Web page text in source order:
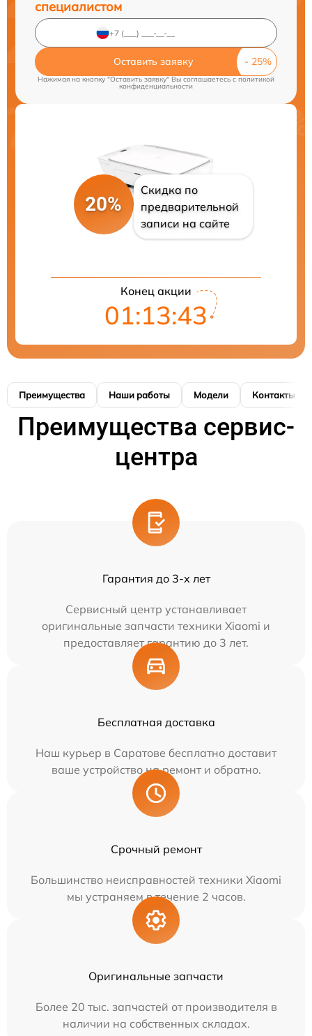
специалистом
Оставить заявку
Нажимая на кнопку "Оставить заявку" Вы соглашаетесь cполитикой
конфиденциальности
20%
Скидка по
предварительной
записи на сайте
Конец акции
01:13:43
Преимущества Наши работы Модели Контакты
Преимущества сервис-
центра
Гарантия до 3-х лет
Сервисный центр устанавливает
оригинальные запчасти техники Xiaomi и
предоставляет гарантию до 3 лет.
Бесплатная доставка
Наш курьер в Саратове бесплатно доставит
ваше устройство на ремонт и обратно.
Срочный ремонт
Большинство неисправностей техники Xiaomi
мы устраняем в течение 2 часов.
Оригинальные запчасти
Более 20 тыс. запчастей от производителя в
наличии на собственных складах.